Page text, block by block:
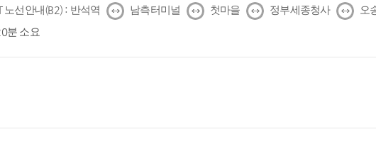
노선안내(B2) : 반석역 ↔ 남측터미널 ↔ 첫마을 ↔ 정부세종청사 ↔
오
분 소요